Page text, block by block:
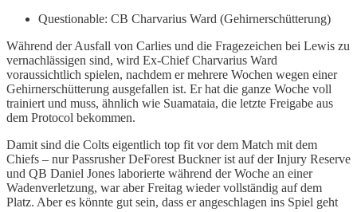
Questionable: CB Charvarius Ward (Gehirnerschütterung)
Während der Ausfall von Carlies und die Fragezeichen bei Lewis zu
vernachlässigen sind, wird Ex-Chief Charvarius Ward
voraussichtlich spielen, nachdem er mehrere Wochen wegen einer
Gehirnerschütterung ausgefallen ist. Er hat die ganze Woche voll
trainiert und muss, ähnlich wie Suamataia, die letzte Freigabe aus
dem Protocol bekommen.
Damit sind die Colts eigentlich top fit vor dem Match mit dem
Chiefs – nur Passrusher DeForest Buckner ist auf der Injury Reserve
und QB Daniel Jones laborierte während der Woche an einer
Wadenverletzung, war aber Freitag wieder vollständig auf dem
Platz. Aber es könnte gut sein, dass er angeschlagen ins Spiel geht